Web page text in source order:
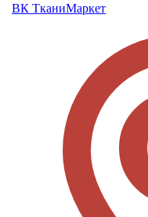
ВК ТканиМаркет